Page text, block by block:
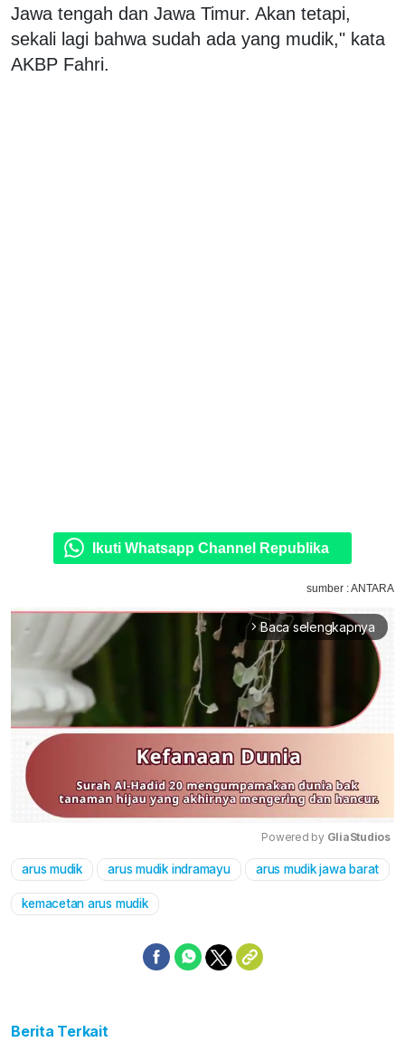
Jawa tengah dan Jawa Timur. Akan tetapi,
sekali lagi bahwa sudah ada yang mudik," kata
AKBP Fahri.
Ikuti Whatsapp Channel Republika
sumber : ANTARA
arrow_forward_ios Baca selengkapnya
Mute
Powered by GliaStudios
arus mudik arus mudik indramayu arus mudik jawa barat
kemacetan arus mudik
Berita Terkait